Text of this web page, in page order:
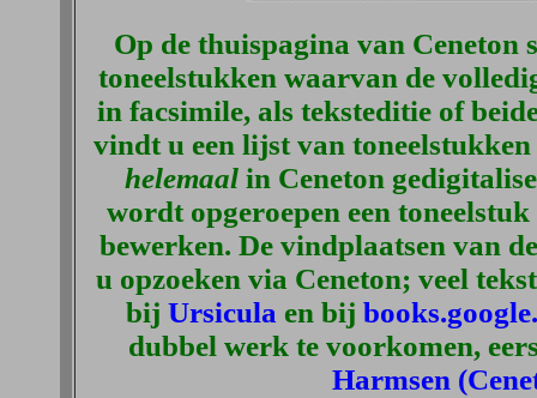
Op de thuispagina van Ceneton
toneelstukken waarvan de
in facsimile, als teksteditie of
vindt u een lijst van
helemaalin Ceneton
wordt opgeroepen een
bewerken. De vindplaatsen van
u opzoeken via Ceneton; veel
bij Ursicula en bij
dubbel werk te voorkomen,
Harmsen